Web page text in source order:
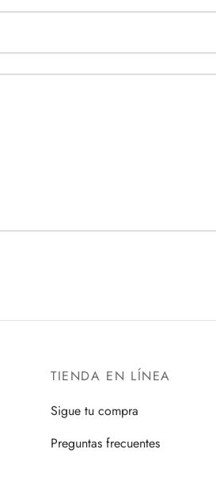
TIENDA EN LÍNEA
Sigue tu compra
Preguntas frecuentes